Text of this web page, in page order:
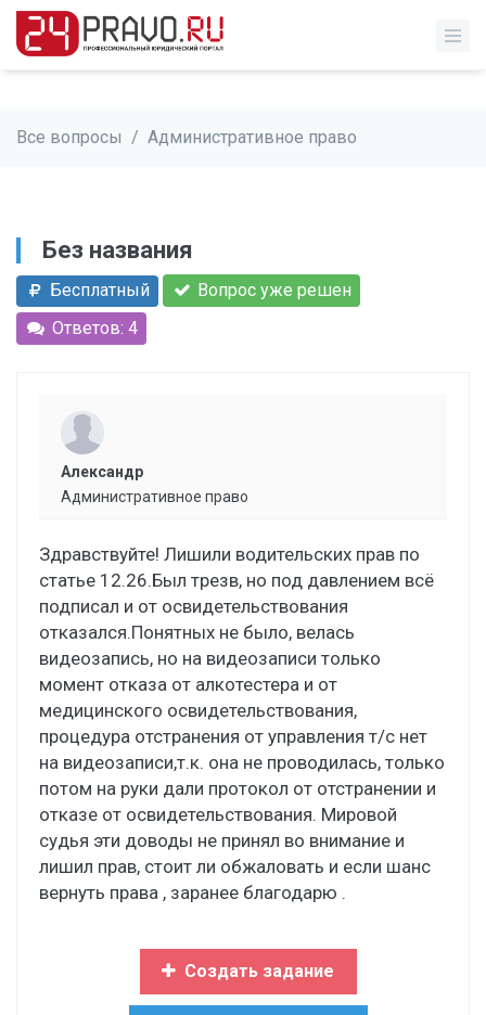
Все вопросы / Административное право
Без названия
Бесплатный
Вопрос уже решен
Ответов: 4
Александр
Административное право
Здравствуйте! Лишили водительских прав по
статье 12.26.Был трезв, но под давлением всё
подписал и от освидетельствования
отказался.Понятных не было, велась
видеозапись, но на видеозаписи только
момент отказа от алкотестера и от
медицинского освидетельствования,
процедура отстранения от управления т/с нет
на видеозаписи,т.к. она не проводилась, только
потом на руки дали протокол от отстранении и
отказе от освидетельствования. Мировой
судья эти доводы не принял во внимание и
лишил прав, стоит ли обжаловать и если шанс
вернуть права , заранее благодарю .
Создать задание